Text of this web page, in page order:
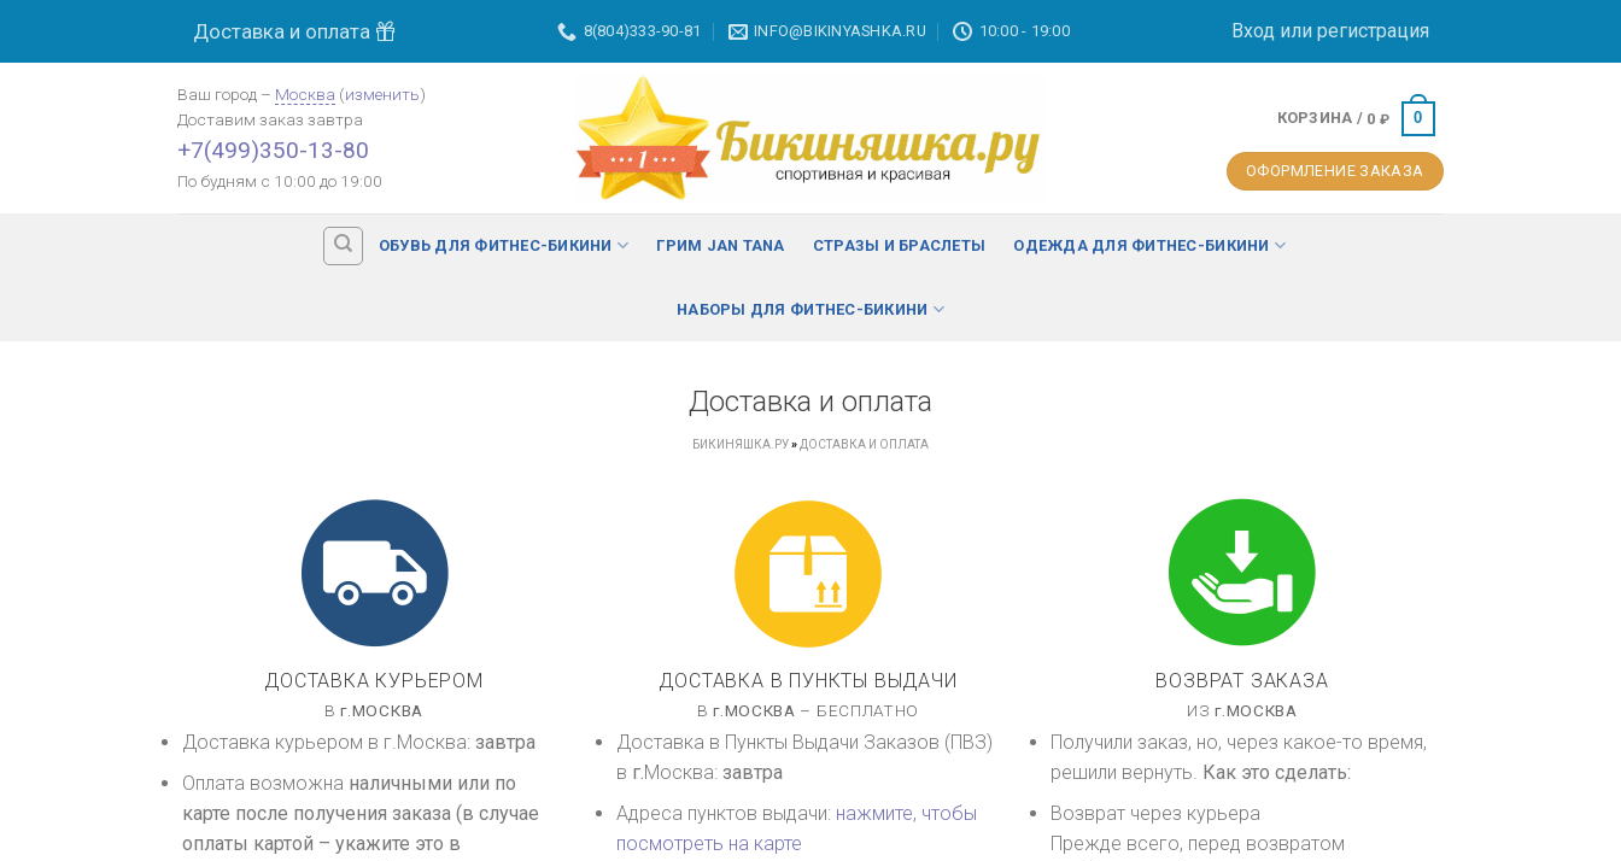
Доставка и оплата 8(804)333-90-81 INFO@BIKINYASHKA.RU 10:00 - 19:00 Вход или регистрация
Ваш город – Москва (изменить)
Доставим заказ завтра
+7(499)350-13-80
По будням с 10:00 до 19:00
КОРЗИНА / 0 ₽ 0
ОФОРМЛЕНИЕ ЗАКАЗА
ОБУВЬ ДЛЯ ФИТНЕС-БИКИНИ ГРИМ JAN TANA СТРАЗЫ И БРАСЛЕТЫ ОДЕЖДА ДЛЯ ФИТНЕС-БИКИНИ
НАБОРЫ ДЛЯ ФИТНЕС-БИКИНИ
МОСКВА изменить
Оплата картой банка
Доставка и оплата
БИКИНЯШКА.РУ» ДОСТАВКА И ОПЛАТА
ДОСТАВКА КУРЬЕРОМ
Вг. МОСКВА
Доставка курьером в г. Москва: завтра
Оплата возможна наличными или по
карте после получения заказа (в случае
оплаты картой – укажите это в
ДОСТАВКА В ПУНКТЫ ВЫДАЧИ
Вг. МОСКВА – БЕСПЛАТНО
Доставка в Пункты Выдачи Заказов (ПВЗ)
в г. Москва: завтра
Адреса пунктов выдачи: нажмите, чтобы
посмотреть на карте
ВОЗВРАТ ЗАКАЗА
ИЗг. МОСКВА
Получили заказ, но, через какое-то время,
решили вернуть. Как это сделать:
Возврат через курьера
Прежде всего, перед возвратом